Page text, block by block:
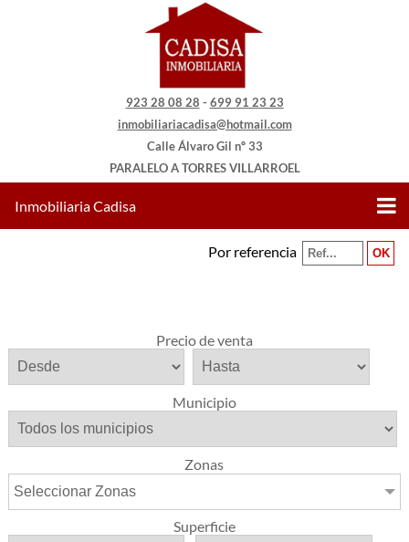
923 28 08 28 - 699 91 23 23
inmobiliariacadisa@hotmail.com
Calle Álvaro Gil nº 33
PARALELO A TORRES VILLARROEL
Inmobiliaria Cadisa
Por referencia
Precio de venta
Municipio
Zonas
Seleccionar Zonas
Superficie